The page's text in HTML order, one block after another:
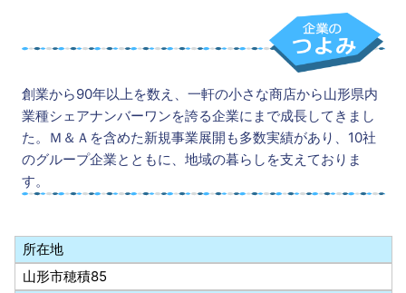
創業から90年以上を数え、一軒の小さな商店から山形県内
業種シェアナンバーワンを誇る企業にまで成長してきまし
た。Ｍ＆Ａを含めた新規事業展開も多数実績があり、10社
のグループ企業とともに、地域の暮らしを支えておりま
す。
所在地
山形市穂積85